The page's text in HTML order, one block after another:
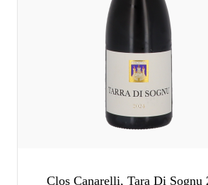
Clos Canarelli, Tara Di Sognu